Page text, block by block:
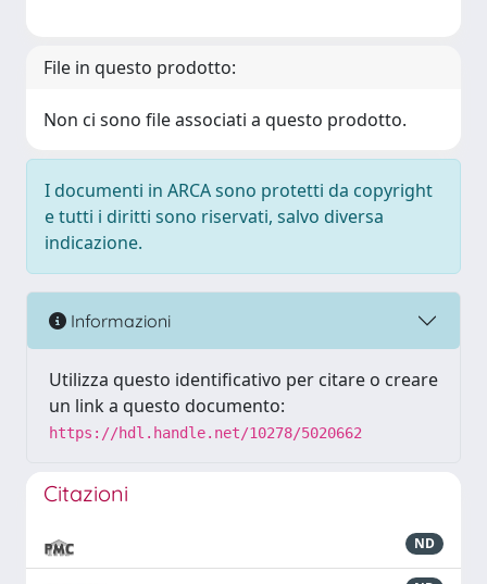
File in questo prodotto:
Non ci sono file associati a questo prodotto.
I documenti in ARCA sono protetti da copyright
e tutti i diritti sono riservati, salvo diversa
indicazione.
Informazioni
Utilizza questo identificativo per citare o creare
un link a questo documento:
https://hdl.handle.net/10278/5020662
Citazioni
ND